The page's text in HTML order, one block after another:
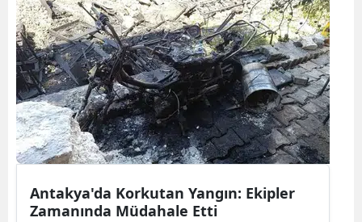
Antakya'da Korkutan Yangın: Ekipler
Zamanında Müdahale Etti